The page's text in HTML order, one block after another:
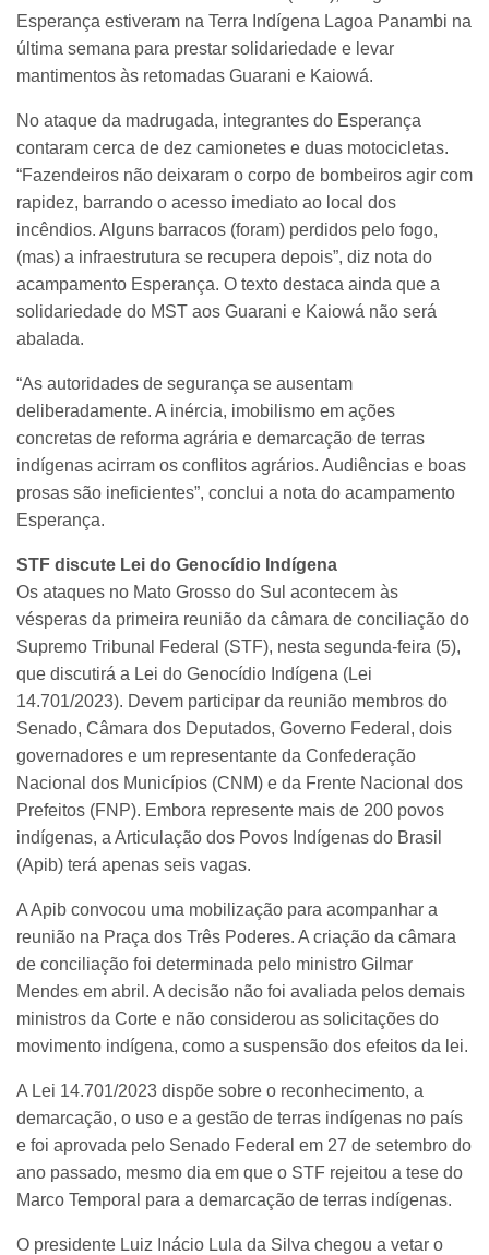
Esperança estiveram na Terra Indígena Lagoa Panambi na
última semana para prestar solidariedade e levar
mantimentos às retomadas Guarani e Kaiowá.
No ataque da madrugada, integrantes do Esperança
contaram cerca de dez camionetes e duas motocicletas.
“Fazendeiros não deixaram o corpo de bombeiros agir com
rapidez, barrando o acesso imediato ao local dos
incêndios. Alguns barracos (foram) perdidos pelo fogo,
(mas) a infraestrutura se recupera depois”, diz nota do
acampamento Esperança. O texto destaca ainda que a
solidariedade do MST aos Guarani e Kaiowá não será
abalada.
“As autoridades de segurança se ausentam
deliberadamente. A inércia, imobilismo em ações
concretas de reforma agrária e demarcação de terras
indígenas acirram os conflitos agrários. Audiências e boas
prosas são ineficientes”, conclui a nota do acampamento
Esperança.
STF discute Lei do Genocídio Indígena
Os ataques no Mato Grosso do Sul acontecem às
vésperas da primeira reunião da câmara de conciliação do
Supremo Tribunal Federal (STF), nesta segunda-feira (5),
que discutirá a Lei do Genocídio Indígena (Lei
14.701/2023). Devem participar da reunião membros do
Senado, Câmara dos Deputados, Governo Federal, dois
governadores e um representante da Confederação
Nacional dos Municípios (CNM) e da Frente Nacional dos
Prefeitos (FNP). Embora represente mais de 200 povos
indígenas, a Articulação dos Povos Indígenas do Brasil
(Apib) terá apenas seis vagas.
A Apib convocou uma mobilização para acompanhar a
reunião na Praça dos Três Poderes. A criação da câmara
de conciliação foi determinada pelo ministro Gilmar
Mendes em abril. A decisão não foi avaliada pelos demais
ministros da Corte e não considerou as solicitações do
movimento indígena, como a suspensão dos efeitos da lei.
A Lei 14.701/2023 dispõe sobre o reconhecimento, a
demarcação, o uso e a gestão de terras indígenas no país
e foi aprovada pelo Senado Federal em 27 de setembro do
ano passado, mesmo dia em que o STF rejeitou a tese do
Marco Temporal para a demarcação de terras indígenas.
O presidente Luiz Inácio Lula da Silva chegou a vetar o